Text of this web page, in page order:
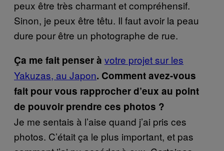
peux être très charmant et compréhensif.
Sinon, je peux être têtu. Il faut avoir la peau
dure pour être un photographe de rue.
Ça me fait penser à votre projet sur les
Yakuzas, au Japon. Comment avez-vous
fait pour vous rapprocher d’eux au point
de pouvoir prendre ces photos ?
Je me sentais à l’aise quand j’ai pris ces
photos. C’était ça le plus important, et pas